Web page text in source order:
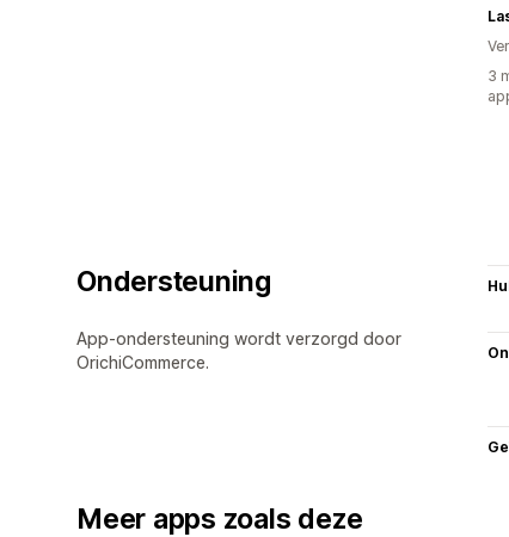
3
Ondersteuning
App-ondersteuning wordt verzorgd door
OrichiCommerce.
Meer apps zoals deze